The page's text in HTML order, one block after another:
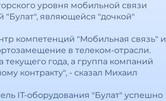
уровня мобильной связи
являющейся "дочкой"
компетенций "Мобильная связь" и
в телеком-отрасли.
текущего года, а группа компаний
контракту", - сказал Михаил
IT-оборудования "Булат" успешно